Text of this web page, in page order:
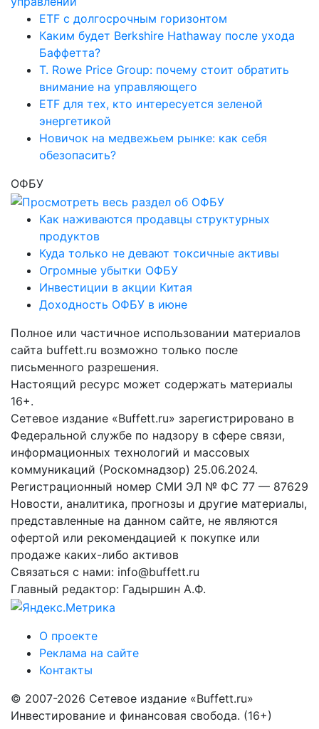
ETF с долгосрочным горизонтом
Каким будет Berkshire Hathaway после ухода
Баффетта?
T. Rowe Price Group: почему стоит обратить
внимание на управляющего
ETF для тех, кто интересуется зеленой
энергетикой
Новичок на медвежьем рынке: как себя
обезопасить?
ОФБУ
Как наживаются продавцы структурных
продуктов
Куда только не девают токсичные активы
Огромные убытки ОФБУ
Инвестиции в акции Китая
Доходность ОФБУ в июне
Полное или частичное использовании материалов
сайта buffett.ru возможно только после
письменного разрешения.
Настоящий ресурс может содержать материалы
16+.
Сетевое издание «Buffett.ru» зарегистрировано в
Федеральной службе по надзору в сфере связи,
информационных технологий и массовых
коммуникаций (Роскомнадзор) 25.06.2024.
Регистрационный номер СМИ ЭЛ № ФС 77 — 87629
Новости, аналитика, прогнозы и другие материалы,
представленные на данном сайте, не являются
офертой или рекомендацией к покупке или
продаже каких-либо активов
Связаться с нами: info@buffett.ru
Главный редактор: Гадыршин А.Ф.
О проекте
Реклама на сайте
Контакты
© 2007-2026 Сетевое издание «Buffett.ru»
Инвестирование и финансовая свобода. (16+)